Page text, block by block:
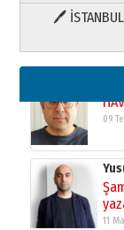
🖊 İSTANBUL
11
Neşat YALÇIN
Paranın Aile
03 Ağustos 2026